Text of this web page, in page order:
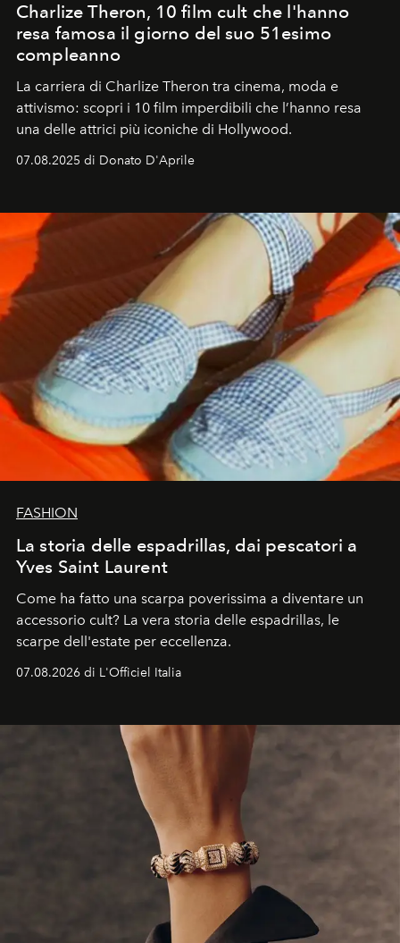
Charlize Theron, 10 film cult che l'hanno
resa famosa il giorno del suo 51esimo
compleanno
La carriera di Charlize Theron tra cinema, moda e
attivismo: scopri i 10 film imperdibili che l’hanno resa
una delle attrici più iconiche di Hollywood.
07.08.2025 di Donato D'Aprile
FASHION
La storia delle espadrillas, dai pescatori a
Yves Saint Laurent
Come ha fatto una scarpa poverissima a diventare un
accessorio cult? La vera storia delle espadrillas, le
scarpe dell'estate per eccellenza.
07.08.2026 di L'Officiel Italia